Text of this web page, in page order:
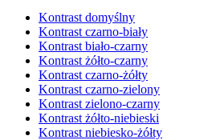
Kontrast domyślny
Kontrast czarno-biały
Kontrast biało-czarny
Kontrast żółto-czarny
Kontrast czarno-żółty
Kontrast czarno-zielony
Kontrast zielono-czarny
Kontrast żółto-niebieski
Kontrast niebiesko-żółty